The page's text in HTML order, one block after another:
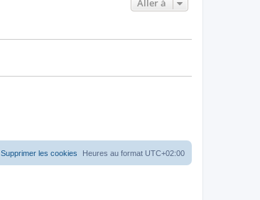
Aller à
Heures au format UTC+02:00
Supprimer les cookies